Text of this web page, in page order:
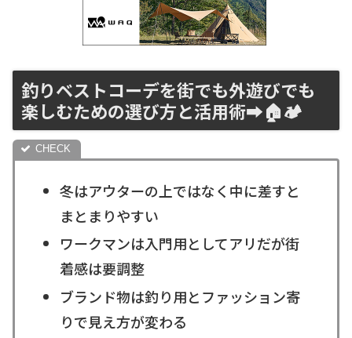
釣りベストコーデを街でも外遊びでも
楽しむための選び方と活用術➡️🏠🏕
冬はアウターの上ではなく中に差すと
まとまりやすい
ワークマンは入門用としてアリだが街
着感は要調整
ブランド物は釣り用とファッション寄
りで見え方が変わる